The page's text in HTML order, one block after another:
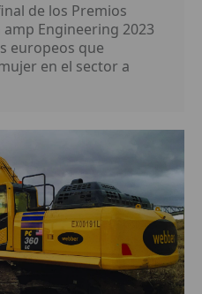
de los Premios
Engineering 2023
europeos que
en el sector a